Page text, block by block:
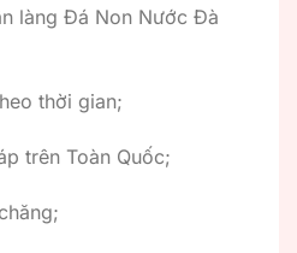
làng Đá Non Nước Đà
thời gian;
trên Toàn Quốc;